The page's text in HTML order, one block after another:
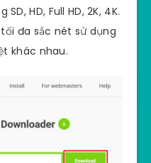
HD, Full HD, 2K, 4K.
đa sắc nét sử dụng
khác nhau.